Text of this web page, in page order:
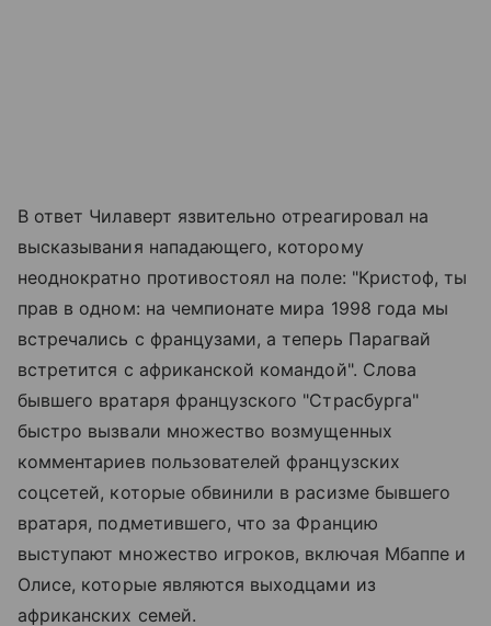
В ответ Чилаверт язвительно отреагировал на
высказывания нападающего, которому
неоднократно противостоял на поле: "Кристоф, ты
прав в одном: на чемпионате мира 1998 года мы
встречались с французами, а теперь Парагвай
встретится с африканской командой". Слова
бывшего вратаря французского "Страсбурга"
быстро вызвали множество возмущенных
комментариев пользователей французских
соцсетей, которые обвинили в расизме бывшего
вратаря, подметившего, что за Францию
выступают множество игроков, включая Мбаппе и
Олисе, которые являются выходцами из
африканских семей.